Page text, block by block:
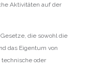
Aktivitäten auf der
die sowohl die
das Eigentum von
oder